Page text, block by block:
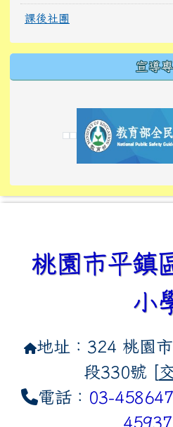
課後社團
宣導
桃園市平鎮
小
地址：324 桃園
段330號 [
電話： 03-